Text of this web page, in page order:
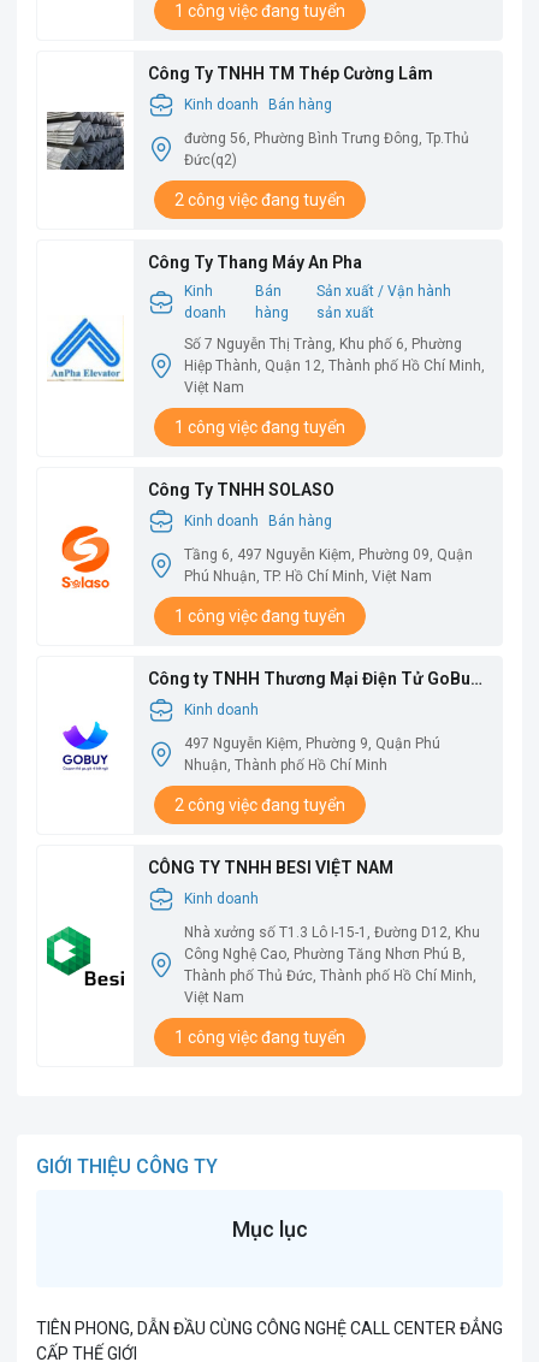
1 công việc đang tuyển
Công Ty TNHH TM Thép Cường Lâm
Kinh doanh
Bán hàng
đường 56, Phường Bình Trưng Đông, Tp.Thủ
Đức(q2)
2 công việc đang tuyển
Công Ty Thang Máy An Pha
Kinh
doanh
Bán
hàng
Sản xuất / Vận hành
sản xuất
Số 7 Nguyễn Thị Tràng, Khu phố 6, Phường
Hiệp Thành, Quận 12, Thành phố Hồ Chí Minh,
Việt Nam
1 công việc đang tuyển
Công Ty TNHH SOLASO
Kinh doanh
Bán hàng
Tầng 6, 497 Nguyễn Kiệm, Phường 09, Quận
Phú Nhuận, TP. Hồ Chí Minh, Việt Nam
1 công việc đang tuyển
Công ty TNHH Thương Mại Điện Tử GoBuy
Việt NamKinh doanh
497 Nguyễn Kiệm, Phường 9, Quận Phú
Nhuận, Thành phố Hồ Chí Minh
2 công việc đang tuyển
CÔNG TY TNHH BESI VIỆT NAM
Kinh doanh
Nhà xưởng số T1.3 Lô I-15-1, Đường D12, Khu
Công Nghệ Cao, Phường Tăng Nhơn Phú B,
Thành phố Thủ Đức, Thành phố Hồ Chí Minh,
Việt Nam
1 công việc đang tuyển
GIỚI THIỆU CÔNG TY
Mục lục
TIÊN PHONG, DẪN ĐẦU CÙNG CÔNG NGHỆ CALL CENTER ĐẲNG
CẤP THẾ GIỚI